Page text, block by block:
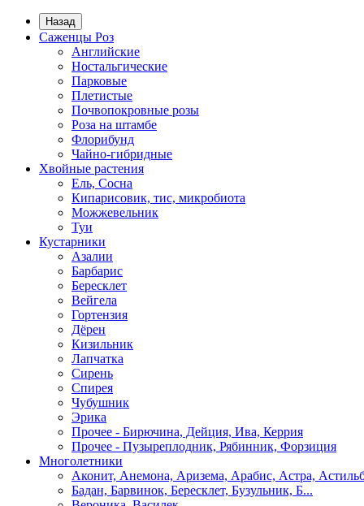
Назад
Саженцы Роз
Английские
Ностальгические
Парковые
Плетистые
Почвопокровные розы
Роза на штамбе
Флорибунд
Чайно-гибридные
Хвойные растения
Ель, Сосна
Кипарисовик, тис, микробиота
Можжевельник
Туи
Кустарники
Азалии
Барбарис
Бересклет
Вейгела
Гортензия
Дёрен
Кизильник
Лапчатка
Сирень
Спирея
Чубушник
Эрика
Прочее - Бирючина, Дейция, Ива, Керрия
Прочее - Пузыреплодник, Рябинник, Форзиция
Многолетники
Аконит, Анемона, Аризема, Арабис, Астра,
Бадан, Барвинок, Бересклет, Бузульник, Б...